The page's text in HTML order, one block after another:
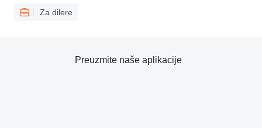
Za dilere
Preuzmite naše aplikacije